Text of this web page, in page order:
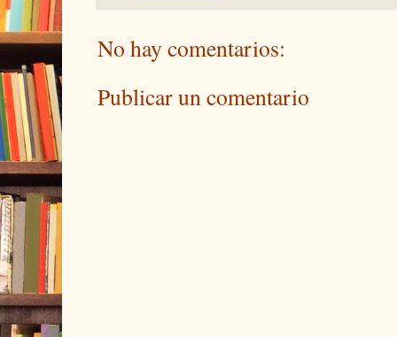
No hay comentarios:
Publicar un comentario